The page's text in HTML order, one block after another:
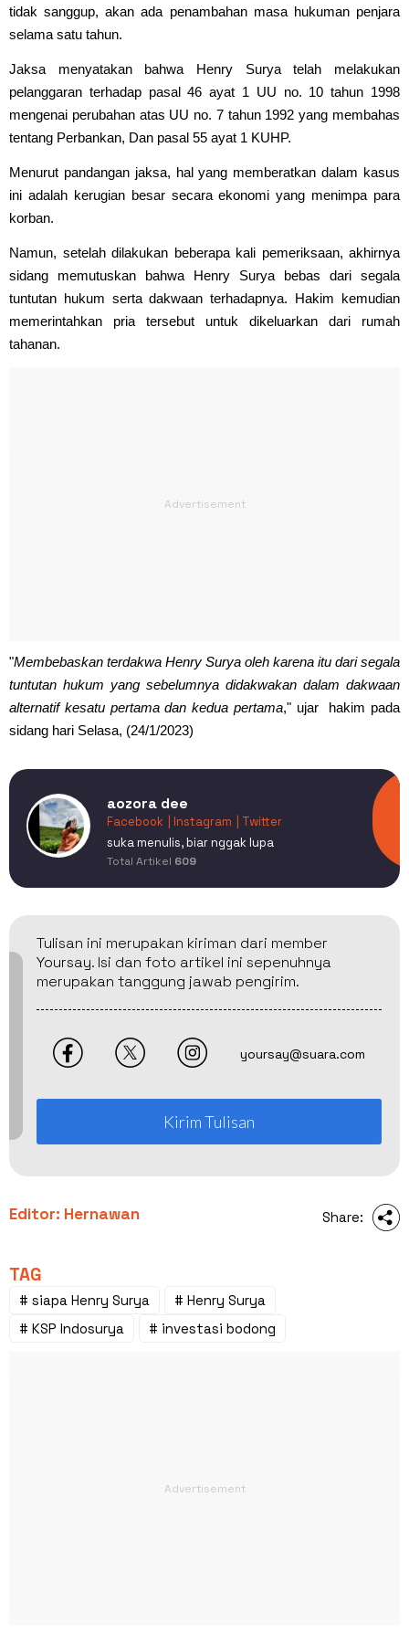
tidak sanggup, akan ada penambahan masa hukuman penjara
selama satu tahun.
Jaksa menyatakan bahwa Henry Surya telah melakukan
pelanggaran terhadap pasal 46 ayat 1 UU no. 10 tahun 1998
mengenai perubahan atas UU no. 7 tahun 1992 yang membahas
tentang Perbankan, Dan pasal 55 ayat 1 KUHP.
Menurut pandangan jaksa, hal yang memberatkan dalam kasus
ini adalah kerugian besar secara ekonomi yang menimpa para
korban.
Namun, setelah dilakukan beberapa kali pemeriksaan, akhirnya
sidang memutuskan bahwa Henry Surya bebas dari segala
tuntutan hukum serta dakwaan terhadapnya. Hakim kemudian
memerintahkan pria tersebut untuk dikeluarkan dari rumah
tahanan.
"Membebaskan terdakwa Henry Surya oleh karena itu dari segala
tuntutan hukum yang sebelumnya didakwakan dalam dakwaan
alternatif kesatu pertama dan kedua pertama," ujar hakim pada
sidang hari Selasa, (24/1/2023)
aozora dee
Facebook | Instagram
| Twitter
suka menulis, biar nggak lupa
Total Artikel 609
Tulisan ini merupakan kiriman dari member
Yoursay. Isi dan foto artikel ini sepenuhnya
merupakan tanggung jawab pengirim.
yoursay@suara.com
Kirim Tulisan
Editor: Hernawan Share:
TAG
# siapa Henry Surya
# Henry Surya
# KSP Indosurya
# investasi bodong